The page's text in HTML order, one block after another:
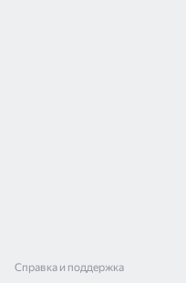
Справка и поддержка